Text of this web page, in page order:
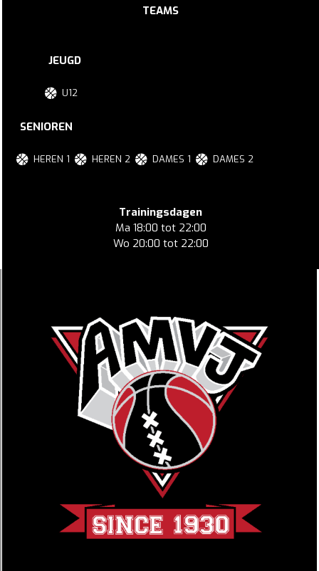
TEAMS
JEUGD
U12
SENIOREN
HEREN 1 HEREN 2 DAMES 1 DAMES 2
Trainingsdagen
Ma 18:00 tot 22:00
Wo 20:00 tot 22:00